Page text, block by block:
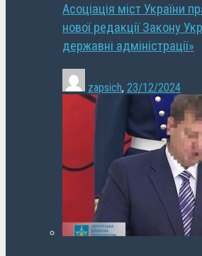
Асоціація міст України
нової редакції Закону
державні адміністрації»
zapsich, 23/12/2024